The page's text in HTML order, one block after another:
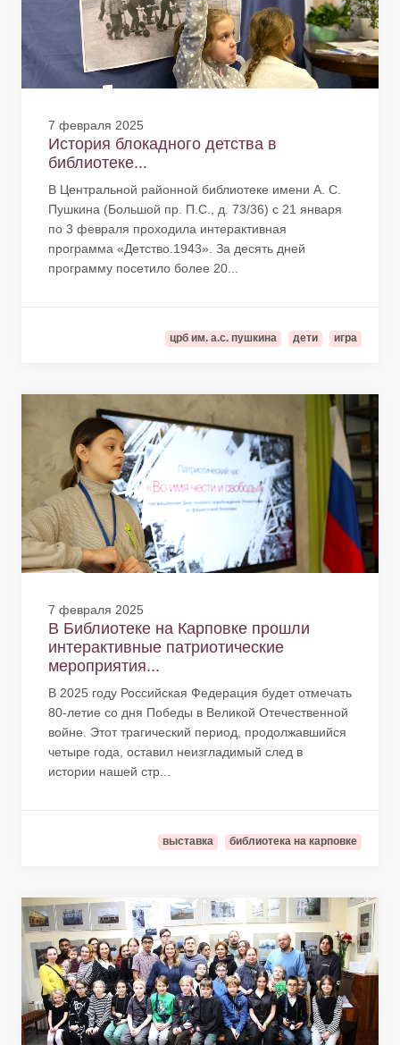
7 февраля 2025
История блокадного детства в
библиотеке...
В Центральной районной библиотеке имени А. С.
Пушкина (Большой пр. П.С., д. 73/36) с 21 января
по 3 февраля проходила интерактивная
программа «Детство.1943». За десять дней
программу посетило более 20...
црб им. а.с. пушкина дети игра
7 февраля 2025
В Библиотеке на Карповке прошли
интерактивные патриотические
мероприятия...
В 2025 году Российская Федерация будет отмечать
80-летие со дня Победы в Великой Отечественной
войне. Этот трагический период, продолжавшийся
четыре года, оставил неизгладимый след в
истории нашей стр...
выставка библиотека на карповке